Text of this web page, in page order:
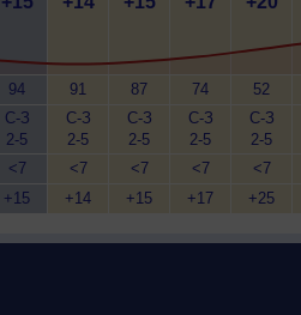
94
С-З
2-5
<7
+15
91
С-З
2-5
<7
+14
87
С-З
2-5
<7
+15
74
С-З
2-5
<7
+17
52
С-З
2-5
<7
+25